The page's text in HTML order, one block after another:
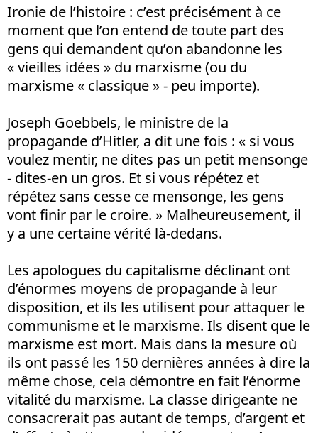
Ironie de l’histoire : c’est précisément à ce
moment que l’on entend de toute part des
gens qui demandent qu’on abandonne les
« vieilles idées » du marxisme (ou du
marxisme « classique » - peu importe).
Joseph Goebbels, le ministre de la
propagande d’Hitler, a dit une fois : « si vous
voulez mentir, ne dites pas un petit mensonge
- dites-en un gros. Et si vous répétez et
répétez sans cesse ce mensonge, les gens
vont finir par le croire. » Malheureusement, il
y a une certaine vérité là-dedans.
Les apologues du capitalisme déclinant ont
d’énormes moyens de propagande à leur
disposition, et ils les utilisent pour attaquer le
communisme et le marxisme. Ils disent que le
marxisme est mort. Mais dans la mesure où
ils ont passé les 150 dernières années à dire la
même chose, cela démontre en fait l’énorme
vitalité du marxisme. La classe dirigeante ne
consacrerait pas autant de temps, d’argent et